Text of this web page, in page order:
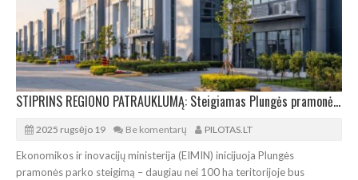
STIPRINS REGIONO PATRAUKLUMĄ: Steigiamas Plungės pramonės parkas
2025 rugsėjo 19 Be komentarų PILOTAS.LT
Ekonomikos ir inovacijų ministerija (EIMIN) inicijuoja Plungės
pramonės parko steigimą – daugiau nei 100 ha teritorijoje bus